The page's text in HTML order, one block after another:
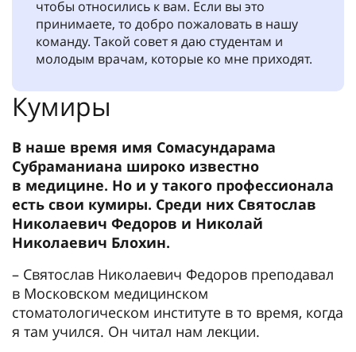
чтобы относились к вам. Если вы это
принимаете, то добро пожаловать в нашу
команду. Такой совет я даю студентам и
молодым врачам, которые ко мне приходят.
Кумиры
В наше время имя Сомасундарама
Субраманиана широко известно
в медицине. Но и у такого профессионала
есть свои кумиры. Среди них Святослав
Николаевич Федоров и Николай
Николаевич Блохин.
– Святослав Николаевич Федоров преподавал
в Московском медицинском
стоматологическом институте в то время, когда
я там учился. Он читал нам лекции.